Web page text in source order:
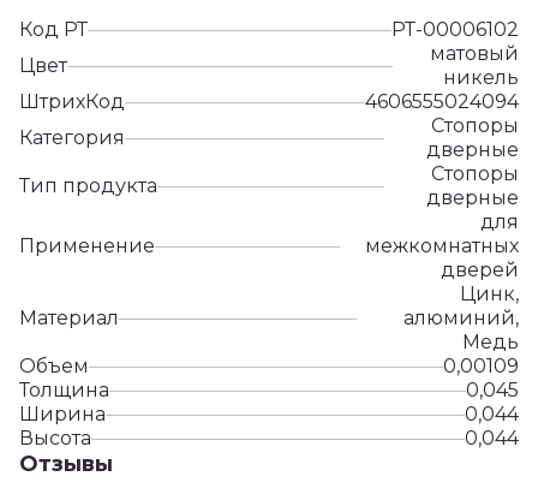
Код РТ
РТ-00006102
Цвет
матовый
никель
ШтрихКод
4606555024094
Категория
Стопоры
дверные
Тип продукта
Стопоры
дверные
Применение
для
межкомнатных
дверей
Материал
Цинк,
алюминий,
Медь
Объем
0,00109
Толщина
0,045
Ширина
0,044
Высота
0,044
Отзывы